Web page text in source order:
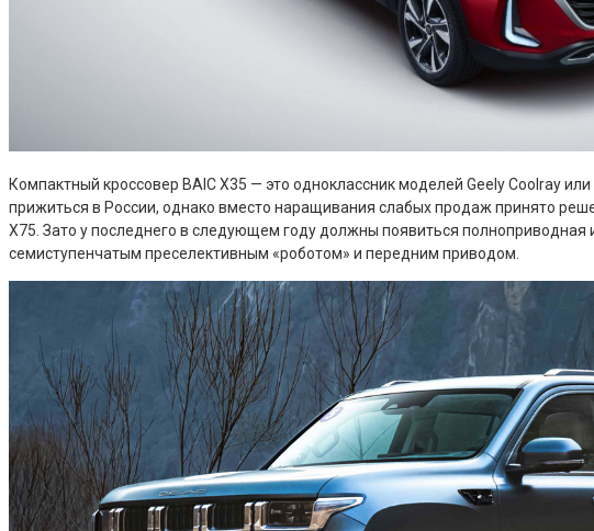
Компактный кроссовер BAIC X35 — это одноклассник моделей Geely Coolray
прижиться в России, однако вместо наращивания слабых продаж принято
X75. Зато у последнего в следующем году должны появиться полноприводная
семиступенчатым преселективным «роботом» и передним приводом.